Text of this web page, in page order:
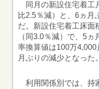
同月の新設住宅着工
比2.5％減）と、6ヵ月
だ。新設住宅着工床面
（同3.0％減）で、5
率換算値は100万4,000
月ぶりの減少となった。
利用関係別では、持